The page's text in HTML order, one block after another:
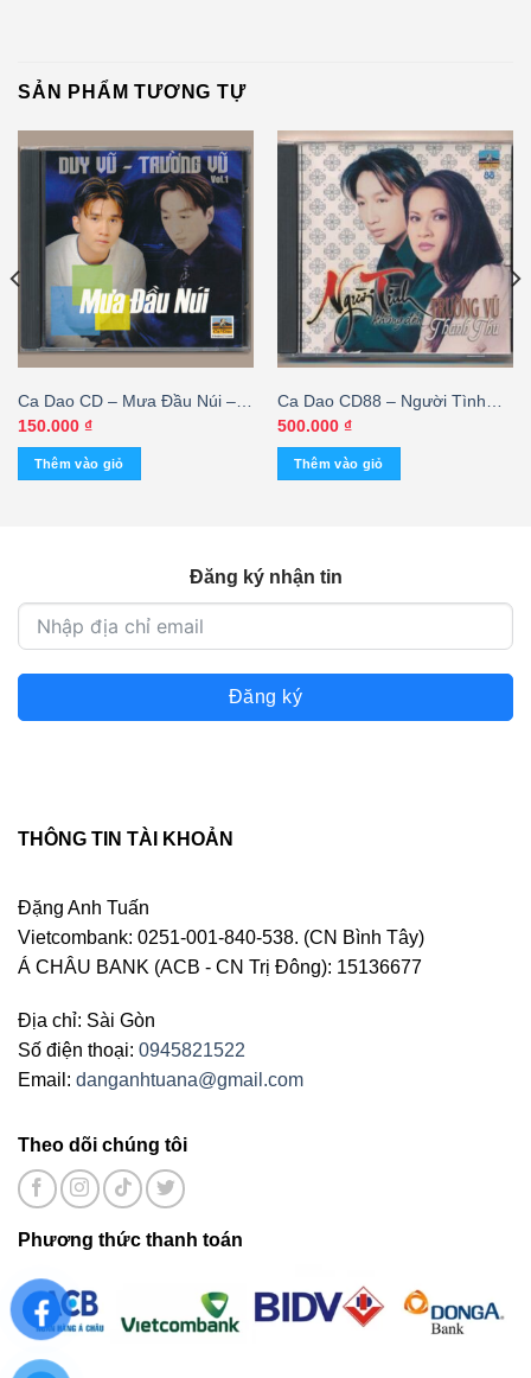
SẢN PHẨM TƯƠNG TỰ
Ca Dao CD – Mưa Đầu Núi –
Trường Vũ – Duy Vũ Vol1
(KHÔNG BÌA GỐC) – cái
150.000 ₫
Thêm vào giỏ
Ca Dao CD88 – Người Tình
Không Đến – Trường Vũ –
Thanh Thu (KGTUS)
500.000 ₫
Thêm vào giỏ
Đăng ký nhận tin
Đăng ký
THÔNG TIN TÀI KHOẢN
Đặng Anh Tuấn
Vietcombank: 0251-001-840-538. (CN Bình Tây)
Á CHÂU BANK (ACB - CN Trị Đông): 15136677
Địa chỉ: Sài Gòn
Số điện thoại: 0945821522
Email: danganhtuana@gmail.com
Theo dõi chúng tôi
Phương thức thanh toán